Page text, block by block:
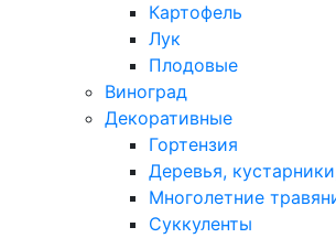
Картофель
Лук
Плодовые
Виноград
Декоративные
Гортензия
Деревья,
Многолетние
Суккуленты